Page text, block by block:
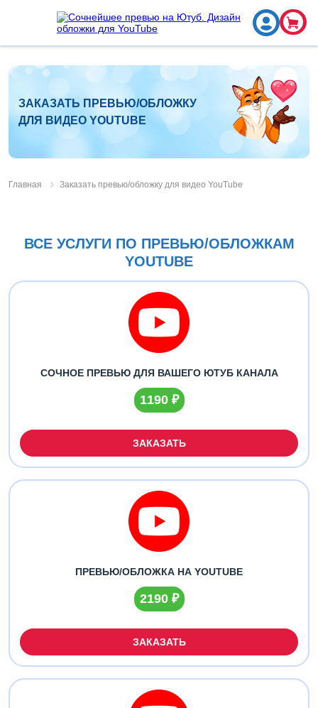
ЗАКАЗАТЬ ПРЕВЬЮ/ОБЛОЖКУ
ДЛЯ ВИДЕО YOUTUBE
Главная Заказать превью/обложку для видео YouTube
ВСЕ УСЛУГИ ПО ПРЕВЬЮ/ОБЛОЖКАМ
YOUTUBE
СОЧНОЕ ПРЕВЬЮ ДЛЯ ВАШЕГО ЮТУБ КАНАЛА
1190 ₽
ЗАКАЗАТЬ
ПРЕВЬЮ/ОБЛОЖКА НА YOUTUBE
2190 ₽
ЗАКАЗАТЬ